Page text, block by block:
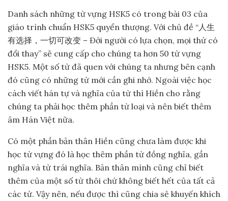
Danh sách những từ vựng HSK5 có trong bài 03 của
giáo trình chuẩn HSK5 quyển thượng. Với chủ đề “人生
有选择，一切可改变 – Đời người có lựa chọn, mọi thứ có
đổi thay” sẽ cung cấp cho chúng ta hơn 50 từ vựng
HSK5. Một số từ đã quen với chúng ta nhưng bên cạnh
đó cũng có những từ mới cần ghi nhớ. Ngoài việc học
cách viết hán tự và nghĩa của từ thì Hiền cho rằng
chúng ta phải học thêm phần từ loại và nên biết thêm
âm Hán Việt nữa.
Có một phần bản thân Hiền cũng chưa làm được khi
học từ vựng đó là học thêm phần từ đồng nghĩa, gần
nghĩa và từ trái nghĩa. Bản thân mình cũng chỉ biết
thêm của một số từ thôi chứ không biết hết của tất cả
các từ. Vậy nên, nếu được thì cũng chia sẻ khuyến khích